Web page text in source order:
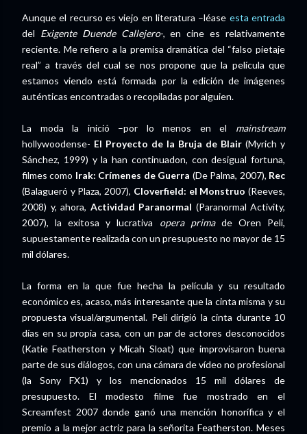
Aunque el recurso es viejo en literatura –léase esta entrada
del Exigente Duende Callejero-, en cine es relativamente
reciente. Me refiero a la premisa dramática del “falso pietaje
real” a través del cual se nos propone que la película que
estamos viendo está formada por la edición de imágenes
auténticas encontradas o recopiladas por alguien.
La moda la inició –por lo menos en el mainstream
hollywoodense- El Proyecto de la Bruja de Blair (Myrich y
Sánchez, 1999) y la han continuadon, con desigual fortuna,
filmes como Irak: Crímenes de Guerra (De Palma, 2007), Rec
(Balagueró y Plaza, 2007), Cloverfield: el Monstruo (Reeves,
2008) y, ahora, Actividad Paranormal (Paranormal Activity,
2007), la exitosa y lucrativa opera primade Oren Peli,
supuestamente realizada con un presupuesto no mayor de 15
mil dólares.
La forma en la que fue hecha la película y su resultado
económico es, acaso, más interesante que la cinta misma y su
propuesta visual/argumental. Peli dirigió la cinta durante 10
días en su propia casa, con un par de actores desconocidos
(Katie Featherston y Micah Sloat) que improvisaron buena
parte de sus diálogos, con una cámara de vídeo no profesional
(la Sony FX1) y los mencionados 15 mil dólares de
presupuesto. El modesto filme fue mostrado en el
Screamfest 2007 donde ganó una mención honorífica y el
premio a la mejor actriz para la señorita Featherston. Meses